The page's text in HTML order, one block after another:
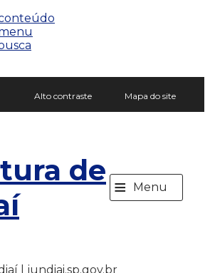
Alto contraste Mapa do site
de ≡ Menu
| jundiai.sp.gov.br